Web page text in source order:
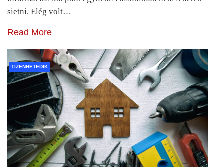
sietni. Elég volt…
Read More
TIZENHETEDIK